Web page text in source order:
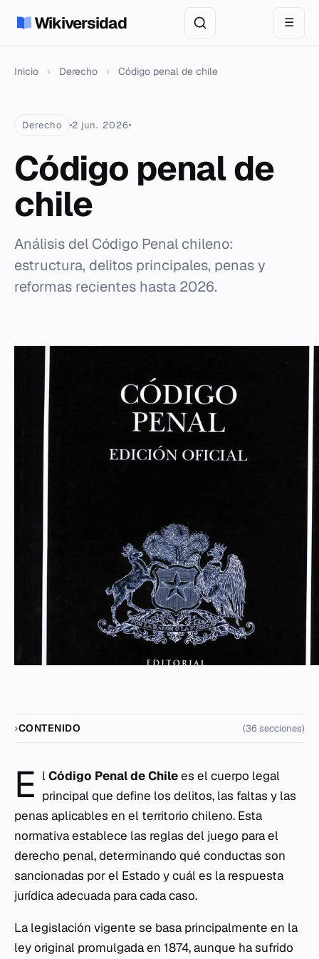
Wikiversidad ☰
Inicio › Derecho › Código penal de chile
Derecho 2 jun. 2026
Código penal de
chile
Análisis del Código Penal chileno:
estructura, delitos principales, penas y
reformas recientes hasta 2026.
CONTENIDO (36 secciones)
E lCódigo Penal de Chilees el cuerpo legal
principal que define los delitos, las faltas y las
penas aplicables en el territorio chileno. Esta
normativa establece las reglas del juego para el
derecho penal, determinando qué conductas son
sancionadas por el Estado y cuál es la respuesta
jurídica adecuada para cada caso.
La legislación vigente se basa principalmente en la
ley original promulgada en 1874, aunque ha sufrido